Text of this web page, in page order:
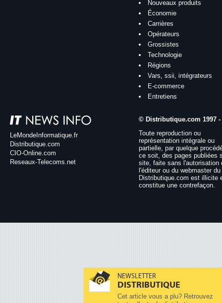
NEWSLETTER
DISTRIBUTIQUE
Cet article vous a plu? Retrouvez
Nouveaux produits
Économie
Carrières
Opérateurs
Grossistes
Technologie
Régions
Vars, ssii, intégrateurs
E-commerce
Entretiens
LeMondeInformatique.fr
Distributique.com
CIO-Online.com
Reseaux-Telecoms.net
© Distributique.com 1997 -
Toute reproduction ou
représentation intégrale ou
partielle, par quelque
ce soit, des pages publiées
site, faite sans l'autorisation
l'éditeur ou du webmaster
Distributique.com est illicite
constitue une contrefaçon.